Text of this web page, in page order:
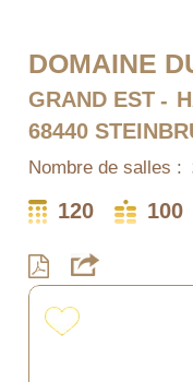
DOMAINE
GRAND EST
68440
Nombre de salles :
120
100